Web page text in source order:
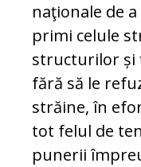
naţionale de
primi ce­lule
structurilor și
fără să le
străine, în
tot felul de
punerii